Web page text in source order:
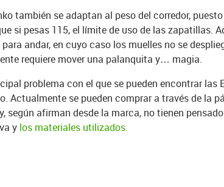
también se adaptan al peso del corredor,
si pesas 115, el límite de uso de las zapatillas.
andar, en cuyo caso los muelles no se
requiere mover una palanquita y… magia.
problema con el que se pueden encontrar las
Actualmente se pueden comprar a través de la
según afirman desde la marca, no tienen
y los materiales utilizados.